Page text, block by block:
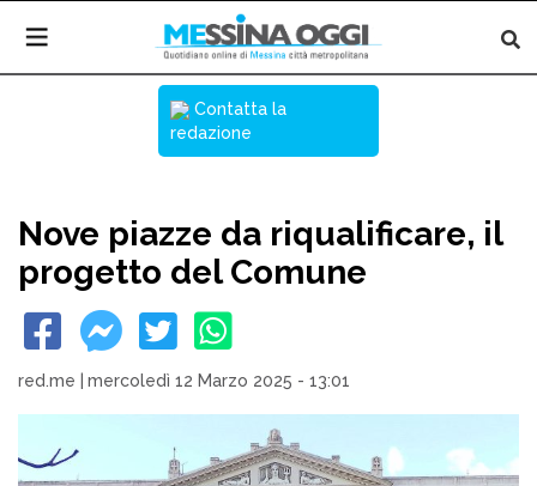
Contatta la
redazione
Nove piazze da riqualificare, il
progetto del Comune
red.me mercoledì 12 Marzo 2025 - 13:01